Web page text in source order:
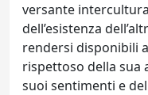
versante
dell’esistenza
rendersi disponibili
rispettoso della sua
suoi sentimenti e